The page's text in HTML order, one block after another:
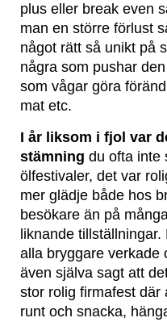
plus eller break even
man en större förlust
något rätt så unikt på
några som pushar
som vågar göra
mat etc.
I år liksom i fjol var
stämning du ofta inte
ölfestivaler, det var
mer glädje både hos
besökare än på
liknande
alla bryggare verkade
även själva sagt att
stor rolig firmafest där
runt och snacka,